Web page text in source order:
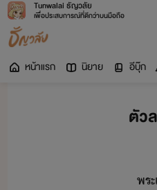
Tunwalai ธัญวลัย
เพื่อประสบการณ์ที่ดีกว่าบนมือถือ
หน้าแรก นิยาย อีบุ๊ก
ตัว
พร